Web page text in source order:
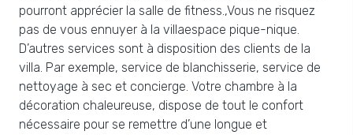
pourront apprécier la salle de fitness.,Vous ne risquez
pas de vous ennuyer à la villaespace pique-nique.
D’autres services sont à disposition des clients de la
villa. Par exemple, service de blanchisserie, service de
nettoyage à sec et concierge. Votre chambre à la
décoration chaleureuse, dispose de tout le confort
nécessaire pour se remettre d’une longue et